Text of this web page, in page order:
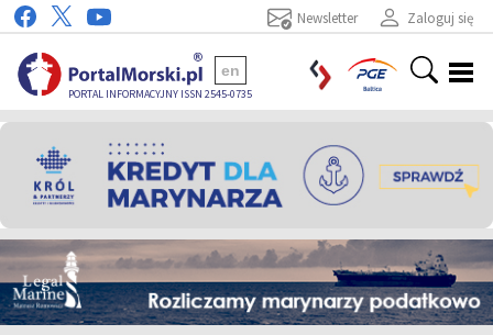
Zaloguj się
Newsletter
PORTAL INFORMACYJNY ISSN 2545-0735
en